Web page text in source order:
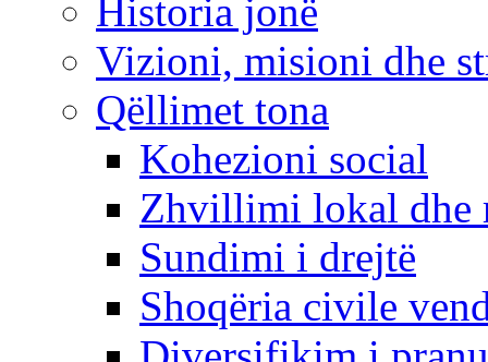
Historia jonë
Vizioni, misioni dhe
Qëllimet tona
Kohezioni social
Zhvillimi lokal dhe
Sundimi i drejtë
Shoqëria civile